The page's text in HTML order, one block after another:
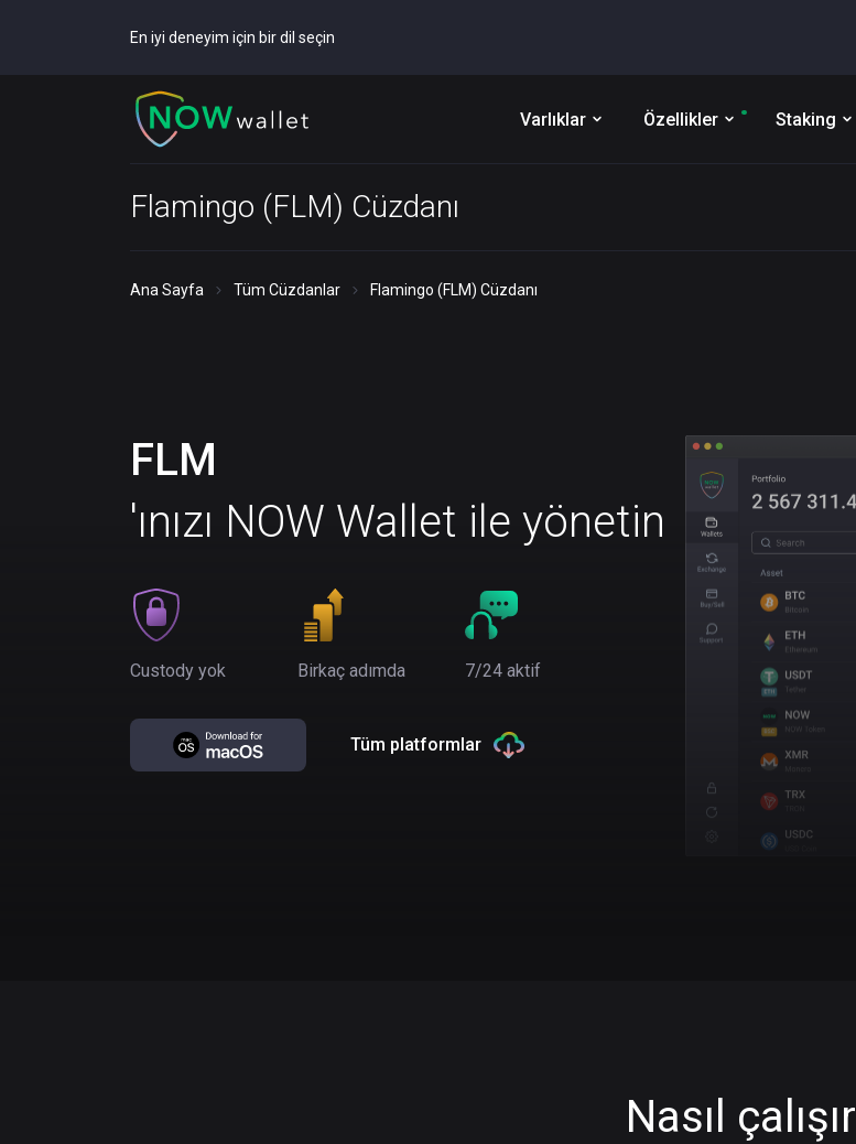
En iyi deneyim için bir dil seçin
Varlıklar Özellikler Staking
Flamingo (FLM) Cüzdanı
Ana Sayfa Tüm Cüzdanlar Flamingo (FLM) Cüzdanı
FLM
'ınızı NOW Wallet ile yönetin
Custody yok Birkaç adımda 7/24 aktif
Tüm platformlar
Nasıl çalışır